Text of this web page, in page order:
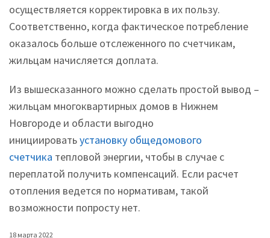
осуществляется корректировка в их пользу.
Соответственно, когда фактическое потребление
оказалось больше отслеженного по счетчикам,
жильцам начисляется доплата.
Из вышесказанного можно сделать простой вывод –
жильцам многоквартирных домов в Нижнем
Новгороде и области выгодно
инициироватьустановку общедомового
счетчика тепловой энергии, чтобы в случае с
переплатой получить компенсаций. Если расчет
отопления ведется по нормативам, такой
возможности попросту нет.
18 марта 2022